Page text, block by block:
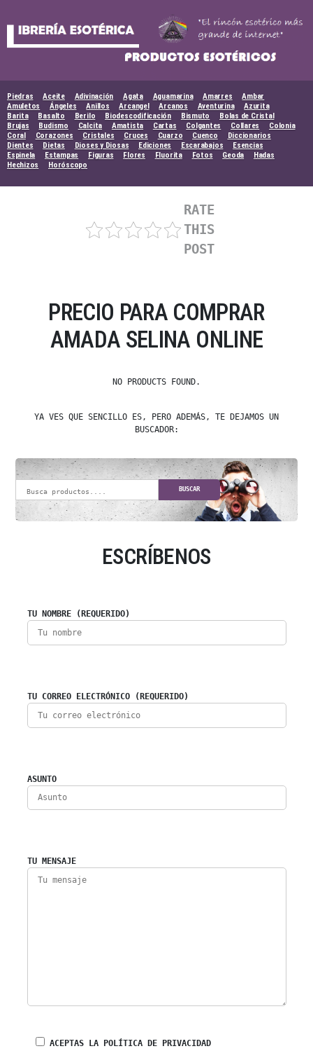
Piedras Aceite Adivinación Agata Aguamarina Amarres
Ambar
Amuletos
Ángeles Anillos Arcangel Arcanos Aventurina
Azurita
Barita
Basalto Berilo Biodescodificación Bismuto
Bolas de Cristal
Brujas
Budismo Calcita Amatista Cartas Colgantes Collares
Colonia
Coral
Corazones Cristales Cruces Cuarzo Cuenco
Diccionarios
Dientes
Dietas Dioses y Diosas Ediciones Escarabajos
Esencias
Espinela
Estampas Figuras Flores Fluorita Fotos Geoda
Hadas
Hechizos
Horóscopo
RATE
THIS
POST
PRECIO PARA COMPRAR
AMADA SELINA ONLINE
NO PRODUCTS FOUND.
YA VES QUE SENCILLO ES, PERO ADEMÁS, TE DEJAMOS UN
BUSCADOR:
BUSCAR
ESCRÍBENOS
TU NOMBRE (REQUERIDO)
TU CORREO ELECTRÓNICO (REQUERIDO)
ASUNTO
TU MENSAJE
ACEPTAS LA POLÍTICA DE PRIVACIDAD